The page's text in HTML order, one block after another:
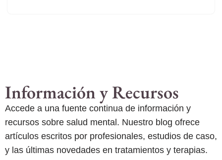
Información y Recursos
Accede a una fuente continua de información y
recursos sobre salud mental. Nuestro blog ofrece
artículos escritos por profesionales, estudios de caso,
y las últimas novedades en tratamientos y terapias.